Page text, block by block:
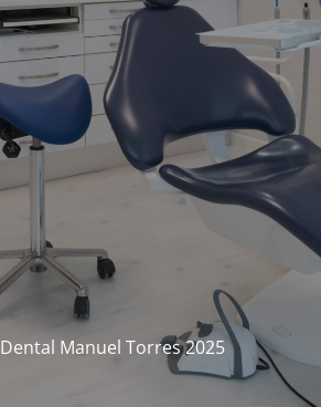
Manuel Torres 2025